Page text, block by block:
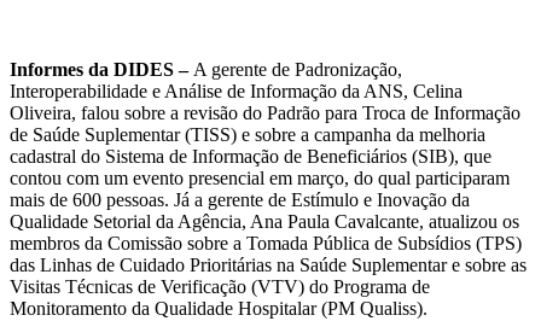
Informes da DIDES –A gerente de Padronização,
Interoperabilidade e Análise de Informação da ANS, Celina
Oliveira, falou sobre a revisão do Padrão para Troca de Informação
de Saúde Suplementar (TISS) e sobre a campanha da melhoria
cadastral do Sistema de Informação de Beneficiários (SIB), que
contou com um evento presencial em março, do qual participaram
mais de 600 pessoas. Já a gerente de Estímulo e Inovação da
Qualidade Setorial da Agência, Ana Paula Cavalcante, atualizou os
membros da Comissão sobre a Tomada Pública de Subsídios (TPS)
das Linhas de Cuidado Prioritárias na Saúde Suplementar e sobre as
Visitas Técnicas de Verificação (VTV) do Programa de
Monitoramento da Qualidade Hospitalar (PM Qualiss).